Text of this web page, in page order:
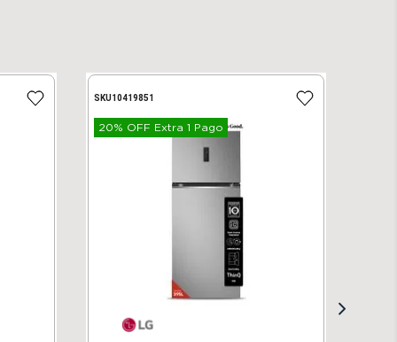
SKU10419851
20% OFF Extra 1 Pago